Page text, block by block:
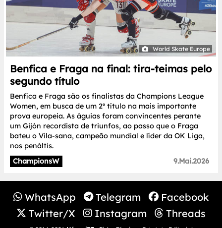
World Skate Europe
Benfica e Fraga na final: tira-teimas pelo
segundo título
Benfica e Fraga são os finalistas da Champions League
Women, em busca de um 2º título na mais importante
prova europeia. As águias foram convincentes perante
um Gijón recordista de triunfos, ao passo que o Fraga
bateu o Vila-sana, campeão mundial e líder da OK Liga,
nos penáltis.
ChampionsW
9.Mai.2026
WhatsApp Telegram
Facebook
Twitter/X
Instagram Threads